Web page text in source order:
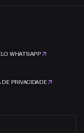
WHATSAPP
PRIVACIDADE